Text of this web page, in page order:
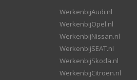
WerkenbijAudi.nl
WerkenbijOpel.nl
WerkenbijNissan.nl
WerkenbijSEAT.nl
WerkenbijSkoda.nl
WerkenbijCitroen.nl